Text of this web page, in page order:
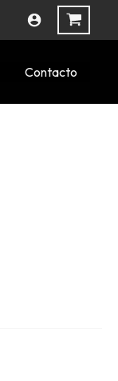
Contacto